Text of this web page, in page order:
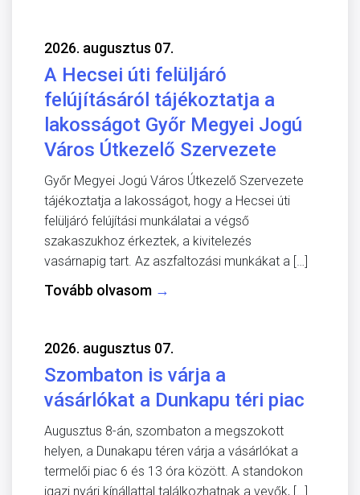
2026. augusztus 07.
A Hecsei úti felüljáró
felújításáról tájékoztatja a
lakosságot Győr Megyei Jogú
Város Útkezelő Szervezete
Győr Megyei Jogú Város Útkezelő Szervezete
tájékoztatja a lakosságot, hogy a Hecsei úti
felüljáró felújítási munkálatai a végső
szakaszukhoz érkeztek, a kivitelezés
vasárnapig tart. Az aszfaltozási munkákat a […]
Tovább olvasom →
2026. augusztus 07.
Szombaton is várja a
vásárlókat a Dunkapu téri piac
Augusztus 8-án, szombaton a megszokott
helyen, a Dunakapu téren várja a vásárlókat a
termelői piac 6 és 13 óra között. A standokon
igazi nyári kínállattal találkozhatnak a vevők, […]